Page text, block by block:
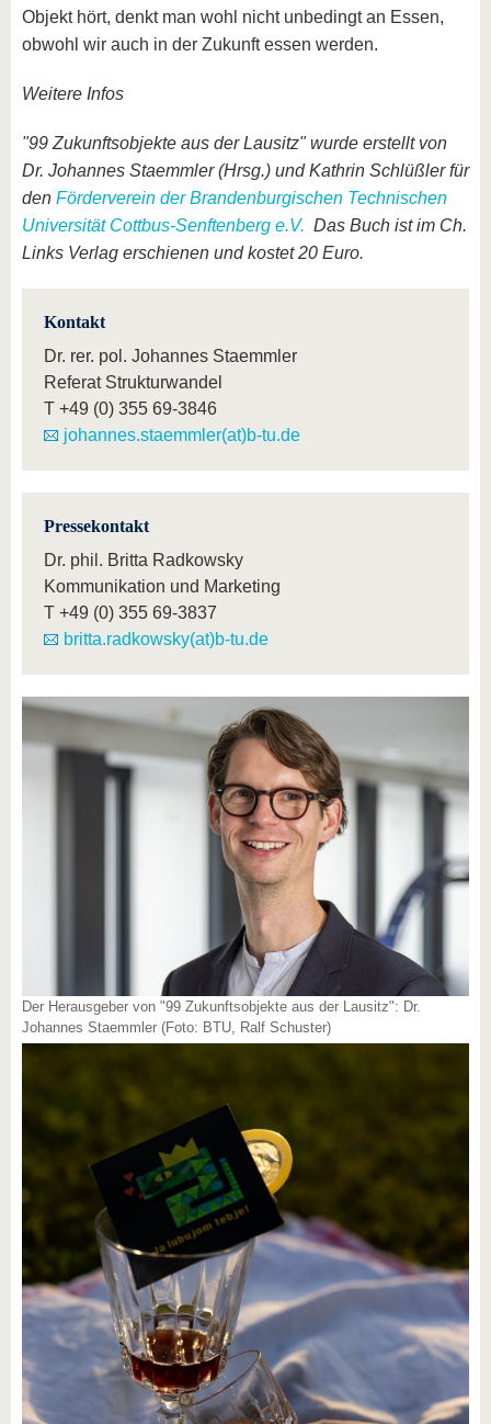
Objekt hört, denkt man wohl nicht unbedingt an Essen,
obwohl wir auch in der Zukunft essen werden.
Weitere Infos
"99 Zukunftsobjekte aus der Lausitz" wurde erstellt von
Dr. Johannes Staemmler (Hrsg.) und Kathrin Schlüßler für
den Förderverein der Brandenburgischen Technischen
Universität Cottbus-Senftenberg e.V. Das Buch ist im Ch.
Links Verlag erschienen und kostet 20 Euro.
Kontakt
Dr. rer. pol. Johannes Staemmler
Referat Strukturwandel
T +49 (0) 355 69-3846
johannes.staemmler(at)b-tu.de
Pressekontakt
Dr. phil. Britta Radkowsky
Kommunikation und Marketing
T +49 (0) 355 69-3837
britta.radkowsky(at)b-tu.de
Der Herausgeber von "99 Zukunftsobjekte aus der Lausitz": Dr.
Johannes Staemmler (Foto: BTU, Ralf Schuster)